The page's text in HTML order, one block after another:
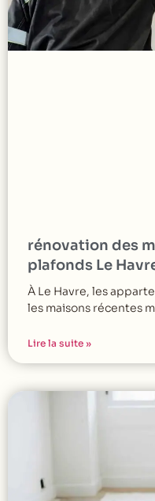
rénovation des
plafonds Le
À Le Havre, les
les maisons récentes
Lire la suite »